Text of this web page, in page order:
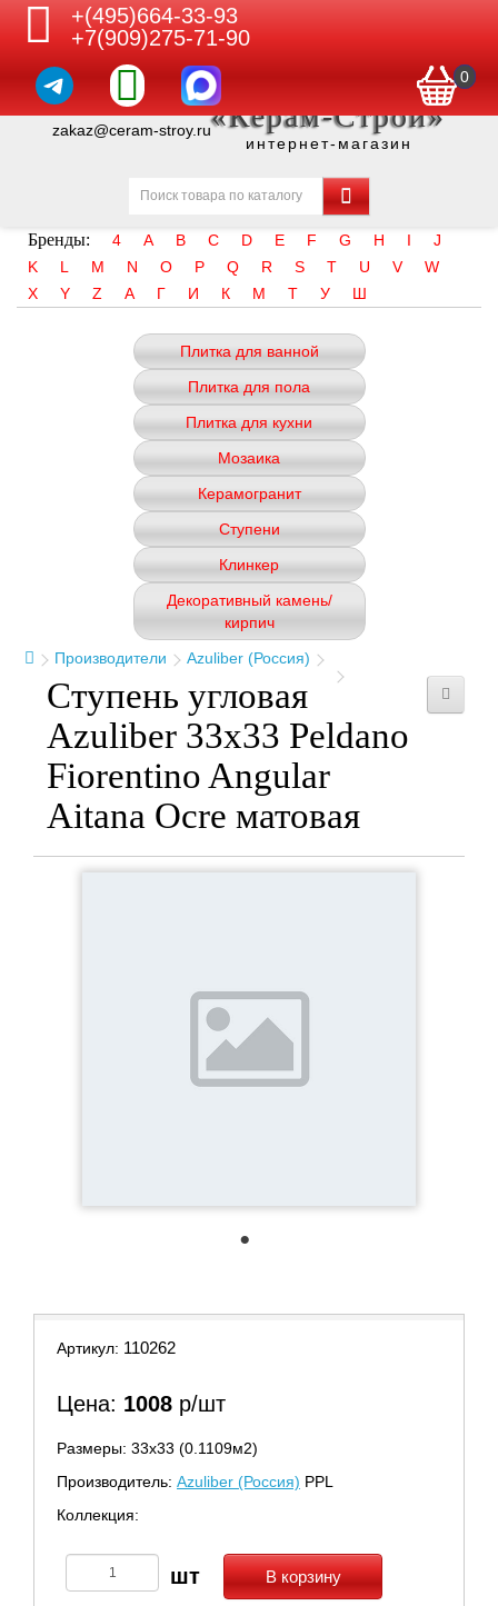
+(495)664-33-93
+7(909)275-71-90
0
zakaz@ceram-stroy.ru«Керам-Строй»
интернет-магазин
Бренды: 4 A B C D E F G H I
J
K
L M N O P Q R S T U V
W
X
Y Z А Г И К М Т У Ш
Плитка для ванной
Плитка для пола
Плитка для кухни
Мозаика
Керамогранит
Ступени
Клинкер
Декоративный камень/
кирпич
Производители
Azuliber (Россия)
Ступень угловая
Azuliber 33x33 Peldano
Fiorentino Angular
Aitana Ocre матовая
Артикул: 110262
Цена: 1008 р/шт
Размеры: 33х33 (0.1109м2)
Производитель: Azuliber (Россия) PPL
Коллекция:
В корзину